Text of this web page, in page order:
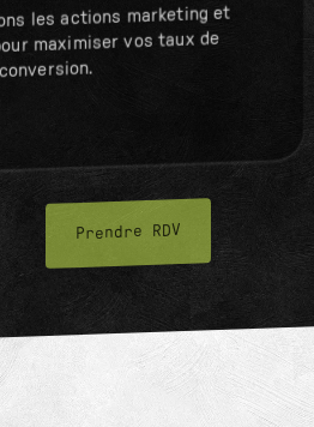
les actions marketing et
maximiser vos taux de
conversion.
Prendre RDV